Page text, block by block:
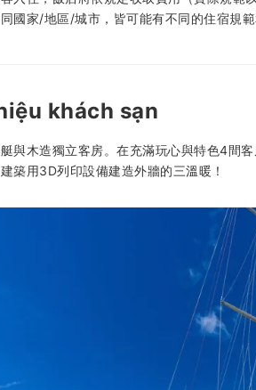
國家/地區/城市，皆可能有不同的住宿規
khách sạn
與木造獨立客房。在充滿玩心與特色4間
築用3D列印設備建造外牆的三溫暖！